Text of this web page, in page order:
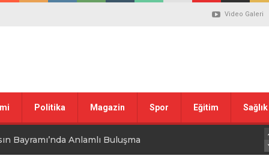
Video Galeri
Politika Magazin Spor Eğitim Sağlık
Bayramı’nda Anlamlı Buluşma